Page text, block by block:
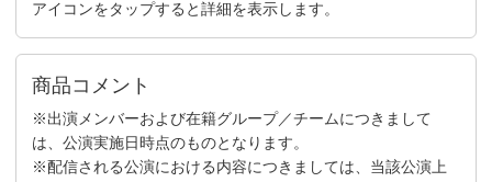
アイコンをタップすると詳細を表示します。
商品コメント
※出演メンバーおよび在籍グループ／チームにつきまして
は、公演実施日時点のものとなります。
※配信される公演における内容につきましては、当該公演上